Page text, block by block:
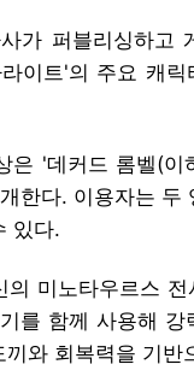
가 퍼블리싱하고
이트'의 주요 캐
은 '데커드 롬벨(
한다. 이용자는
있다.
미노타우르스
를 함께 사용해
와 회복력을 기반